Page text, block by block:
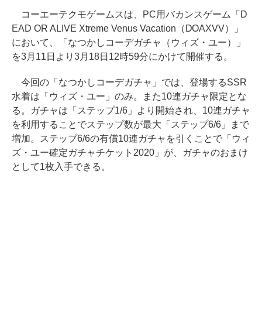
コーエーテクモゲームスは、PC用バカンスゲーム「D
EAD OR ALIVE Xtreme Venus Vacation（DOAXVV）」
において、「なつかしコーデガチャ（ウィズ・ユー）」
を3月11日より3月18日12時59分にかけて開催する。
今回の「なつかしコーデガチャ」では、登場するSSR
水着は「ウィズ・ユー」のみ。また10連ガチャ限定とな
る。ガチャは「ステップ1/6」より開始され、10連ガチャ
を利用することでステップ数が最大「ステップ6/6」まで
増加。ステップ6/6の有償10連ガチャを引くことで「ウィ
ズ・ユー確定ガチャチケット2020」が、ガチャのおまけ
として1枚入手できる。